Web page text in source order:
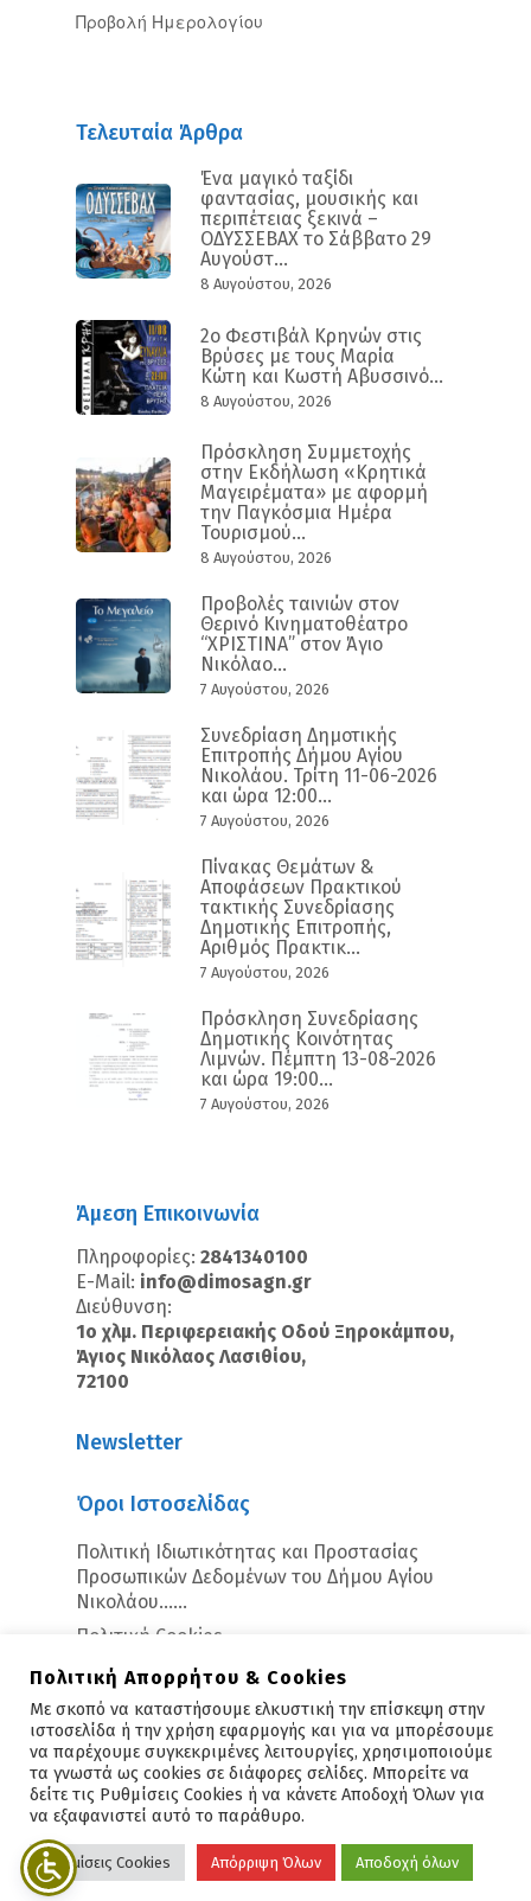
Προβολή Ημερολογίου
Τελευταία Άρθρα
Ένα μαγικό ταξίδι
φαντασίας, μουσικής και
περιπέτειας ξεκινά –
ΟΔΥΣΣΕΒΑΧ το Σάββατο 29
Αυγούστ...
8 Αυγούστου, 2026
2ο Φεστιβάλ Κρηνών στις
Βρύσες με τους Μαρία
Κώτη και Κωστή Αβυσσινό...
8 Αυγούστου, 2026
Πρόσκληση Συμμετοχής
στην Εκδήλωση «Κρητικά
Μαγειρέματα» με αφορμή
την Παγκόσμια Ημέρα
Τουρισμού...
8 Αυγούστου, 2026
Προβολές ταινιών στον
Θερινό Κινηματοθέατρο
“ΧΡΙΣΤΙΝΑ” στον Άγιο
Νικόλαο...
7 Αυγούστου, 2026
Συνεδρίαση Δημοτικής
Επιτροπής Δήμου Αγίου
Νικολάου. Τρίτη 11-06-2026
και ώρα 12:00...
7 Αυγούστου, 2026
Πίνακας Θεμάτων &
Αποφάσεων Πρακτικού
τακτικής Συνεδρίασης
Δημοτικής Επιτροπής,
Αριθμός Πρακτικ...
7 Αυγούστου, 2026
Πρόσκληση Συνεδρίασης
Δημοτικής Κοινότητας
Λιμνών. Πέμπτη 13-08-2026
και ώρα 19:00...
7 Αυγούστου, 2026
Άμεση Επικοινωνία
Πληροφορίες: 2841340100
E-Mail: info@dimosagn.gr
Διεύθυνση:
1ο χλμ. Περιφερειακής Οδού Ξηροκάμπου,
Άγιος Νικόλαος Λασιθίου,
72100
Newsletter
Όροι Ιστοσελίδας
Πολιτική Ιδιωτικότητας και Προστασίας
Προσωπικών Δεδομένων του Δήμου Αγίου
Νικολάου…...
Πολιτική Cookies
Copyright © 2026 - Άγιος Νικόλαος
Υλοποίηση:Polis Suite
facebook youtube
Πολιτική Απορρήτου & Cookies
Με σκοπό να καταστήσουμε ελκυστική την επίσκεψη στην
ιστοσελίδα ή την χρήση εφαρμογής και για να μπορέσουμε
να παρέχουμε συγκεκριμένες λειτουργίες, χρησιμοποιούμε
τα γνωστά ως cookies σε διάφορες σελίδες. Μπορείτε να
δείτε τις Ρυθμίσεις Cookies ή να κάνετε Αποδοχή Όλων για
να εξαφανιστεί αυτό το παράθυρο.
Ρυθμίσεις Cookies Απόρριψη Όλων Αποδοχή όλων